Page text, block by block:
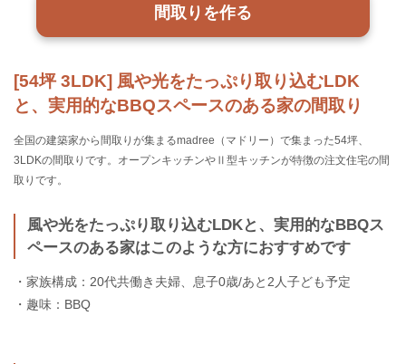
[54坪 3LDK] 風や光をたっぷり取り込むLDK
と、実用的なBBQスペースのある家の間取り
全国の建築家から間取りが集まるmadree（マドリー）で集まった54坪、
3LDKの間取りです。オープンキッチンやⅡ型キッチンが特徴の注文住宅の間
取りです。
風や光をたっぷり取り込むLDKと、実用的なBBQス
ペースのある家はこのような方におすすめです
・家族構成：20代共働き夫婦、息子0歳/あと2人子ども予定
・趣味：BBQ
間取りを作る